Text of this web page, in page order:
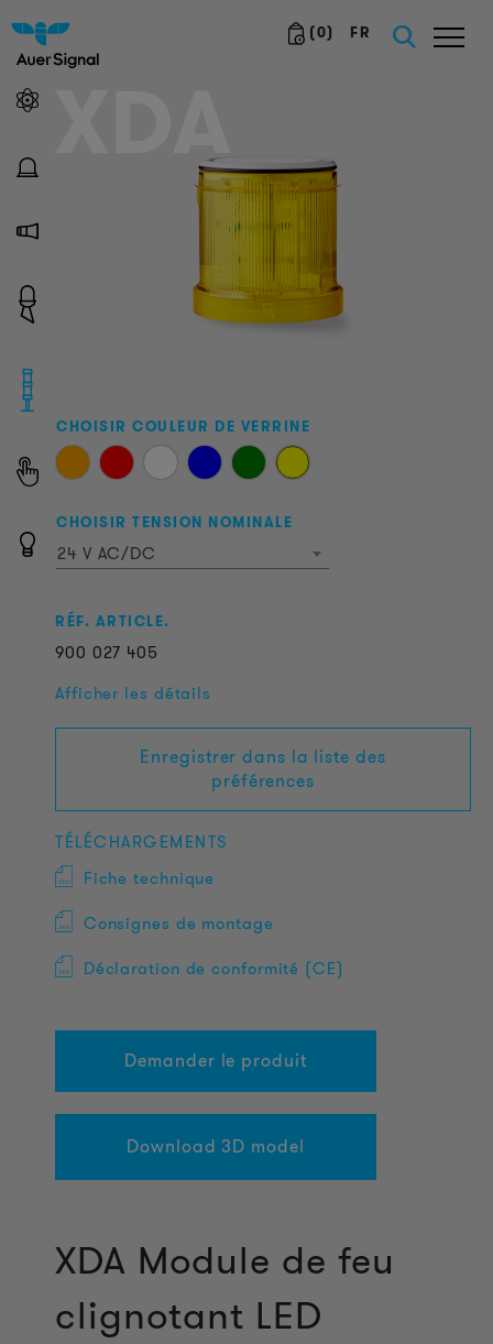
(0) FR
XDA
CHOISIR COULEUR DE VERRINE
CHOISIR TENSION NOMINALE
24 V AC/DC
RÉF. ARTICLE.
900 027 405
Afficher les détails
Enregistrer dans la liste des
préférences
TÉLÉCHARGEMENTS
Fiche technique
Consignes de montage
Déclaration de conformité (CE)
Demander le produit
Download 3D model
XDA Module de feu
clignotant LED